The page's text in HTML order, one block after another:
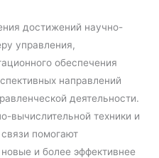
достижений научно-
управления,
обеспечения
направлений
деятельности.
вычислительной техники и
помогают
и более эффективнее